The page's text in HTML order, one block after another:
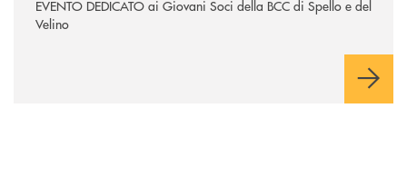
EVENTO DEDICATO ai Giovani Soci della BCC di Spello e del
Velino